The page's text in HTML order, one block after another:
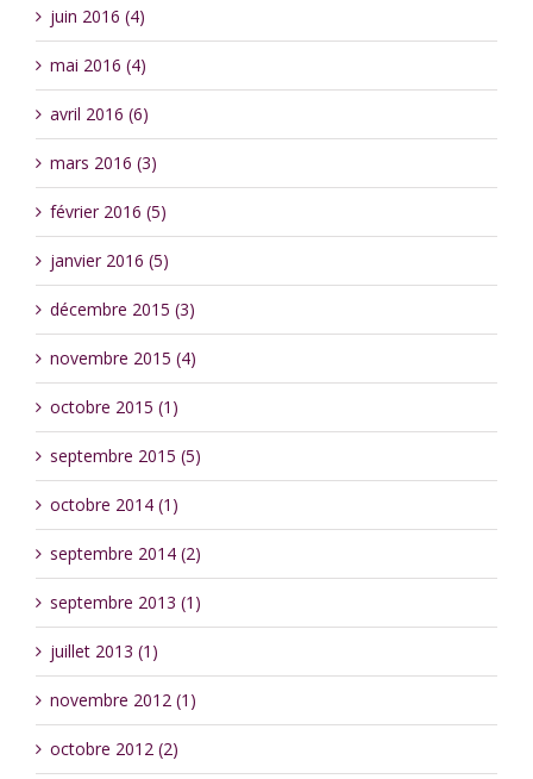
juin 2016 (4)
mai 2016 (4)
avril 2016 (6)
mars 2016 (3)
février 2016 (5)
janvier 2016 (5)
décembre 2015 (3)
novembre 2015 (4)
octobre 2015 (1)
septembre 2015 (5)
octobre 2014 (1)
septembre 2014 (2)
septembre 2013 (1)
juillet 2013 (1)
novembre 2012 (1)
octobre 2012 (2)